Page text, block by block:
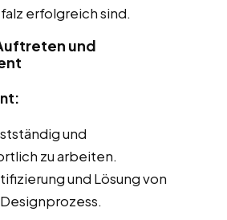
erfolgreich sind.
und
und
zu arbeiten.
und Lösung von